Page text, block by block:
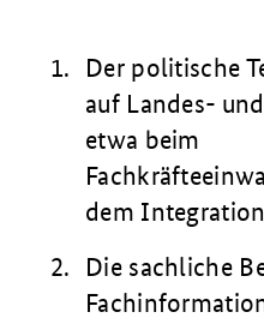
Der politische
auf Landes-
etwa beim
dem
Die sachliche